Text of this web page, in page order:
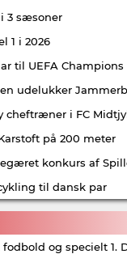
i 3 sæsoner
1 i 2026
til UEFA
udelukker
cheftræner i FC
på 200 meter
konkurs af
til dansk par
og specielt 1.